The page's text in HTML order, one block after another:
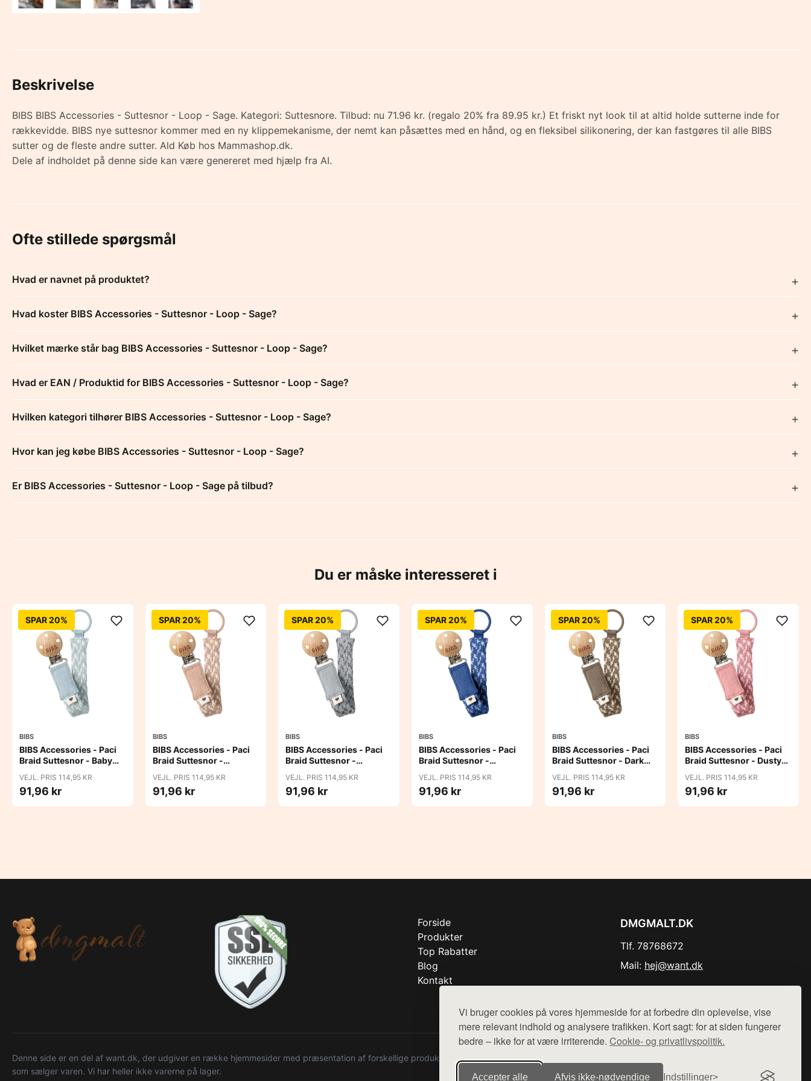
Vi bruger cookies på vores hjemmeside for at forbedre din oplevelse, vise
mere relevant indhold og analysere trafikken. Kort sagt: for at siden fungerer
bedre – ikke for at være irriterende. Cookie- og privatlivspolitik.
Accepter alle Afvis ikke‑nødvendige Indstillinger
Beskrivelse
BIBS BIBS Accessories - Suttesnor - Loop - Sage. Kategori: Suttesnore. Tilbud: nu 71.96 kr. (regalo 20% fra 89.95 kr.) Et friskt nyt look til at altid holde sutterne inde for
rækkevidde. BIBS nye suttesnor kommer med en ny klippemekanisme, der nemt kan påsættes med en hånd, og en fleksibel silikonering, der kan fastgøres til alle BIBS
sutter og de fleste andre sutter. Ald Køb hos Mammashop.dk.
Dele af indholdet på denne side kan være genereret med hjælp fra AI.
Ofte stillede spørgsmål
Hvad er navnet på produktet?
Hvad koster BIBS Accessories - Suttesnor - Loop - Sage?
Hvilket mærke står bag BIBS Accessories - Suttesnor - Loop - Sage?
Hvad er EAN / Produktid for BIBS Accessories - Suttesnor - Loop - Sage?
Hvilken kategori tilhører BIBS Accessories - Suttesnor - Loop - Sage?
Hvor kan jeg købe BIBS Accessories - Suttesnor - Loop - Sage?
Er BIBS Accessories - Suttesnor - Loop - Sage på tilbud?
Du er måske interesseret i
SPAR 20%
BIBS
BIBS Accessories - Paci
Braid Suttesnor - Baby
VEJL. PRIS 114,95 KR
91,96 kr
SPAR 20%
BIBS
BIBS Accessories - Paci
Braid Suttesnor -
VEJL. PRIS 114,95 KR
91,96 kr
SPAR 20%
BIBS
BIBS Accessories - Paci
Braid Suttesnor -
VEJL. PRIS 114,95 KR
91,96 kr
SPAR 20%
BIBS
BIBS Accessories - Paci
Braid Suttesnor -
VEJL. PRIS 114,95 KR
91,96 kr
SPAR 20%
BIBS
BIBS Accessories - Paci
Braid Suttesnor - Dark
VEJL. PRIS 114,95 KR
91,96 kr
SPAR 20%
BIBS
BIBS Accessories - Paci
Braid Suttesnor - Dusty
VEJL. PRIS 114,95 KR
91,96 kr
Forside
Produkter
Top Rabatter
Blog
Kontakt
DMGMALT.DK
Tlf. 78768672
Mail: hej@want.dk
Denne side er en del af want.dk, der udgiver en række hjemmesider med præsentation af forskellige produkter fra diverse webshops. Der sælges ikke varer fra denne side - vi henviser til de shops,
som sælger varen. Vi har heller ikke varerne på lager.